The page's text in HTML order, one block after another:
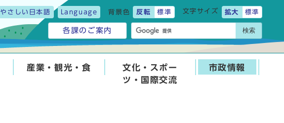
やさしい日本語 Language 背景色 反転 標準 文字サイズ 拡大 標準
各課のご案内 検索
産業・観光・食
文化・スポー
ツ・国際交流
市政情報